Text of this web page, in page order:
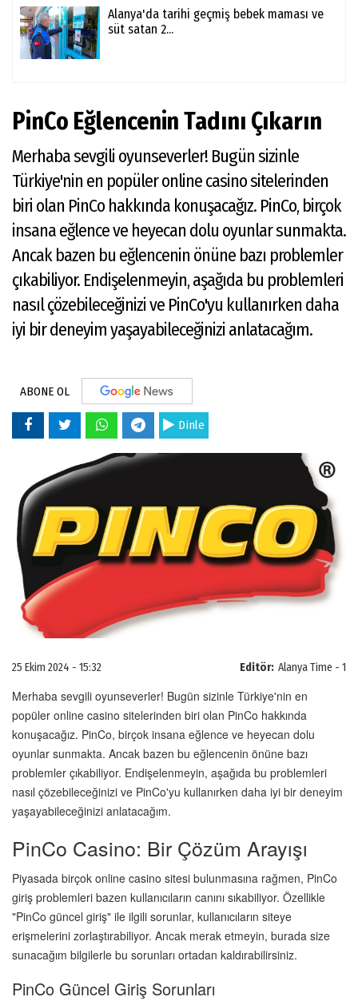
Alanya'da tarihi geçmiş bebek maması ve
süt satan 2...
PinCo Eğlencenin Tadını Çıkarın
Merhaba sevgili oyunseverler! Bugün sizinle
Türkiye'nin en popüler online casino sitelerinden
biri olan PinCo hakkında konuşacağız. PinCo, birçok
insana eğlence ve heyecan dolu oyunlar sunmakta.
Ancak bazen bu eğlencenin önüne bazı problemler
çıkabiliyor. Endişelenmeyin, aşağıda bu problemleri
nasıl çözebileceğinizi ve PinCo'yu kullanırken daha
iyi bir deneyim yaşayabileceğinizi anlatacağım.
ABONE OL
Dinle
Editör: Alanya Time - 1
25 Ekim 2024 - 15:32
Merhaba sevgili oyunseverler! Bugün sizinle Türkiye'nin en
popüler online casino sitelerinden biri olan PinCo hakkında
konuşacağız. PinCo, birçok insana eğlence ve heyecan dolu
oyunlar sunmakta. Ancak bazen bu eğlencenin önüne bazı
problemler çıkabiliyor. Endişelenmeyin, aşağıda bu problemleri
nasıl çözebileceğinizi ve PinCo'yu kullanırken daha iyi bir deneyim
yaşayabileceğinizi anlatacağım.
PinCo Casino: Bir Çözüm Arayışı
Piyasada birçok online casino sitesi bulunmasına rağmen, PinCo
giriş problemleri bazen kullanıcıların canını sıkabiliyor. Özellikle
"PinCo güncel giriş" ile ilgili sorunlar, kullanıcıların siteye
erişmelerini zorlaştırabiliyor. Ancak merak etmeyin, burada size
sunacağım bilgilerle bu sorunları ortadan kaldırabilirsiniz.
PinCo Güncel Giriş Sorunları